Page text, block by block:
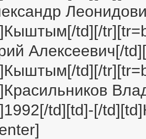
td][/
Алексеевич[/
td][/
td][td]-[/